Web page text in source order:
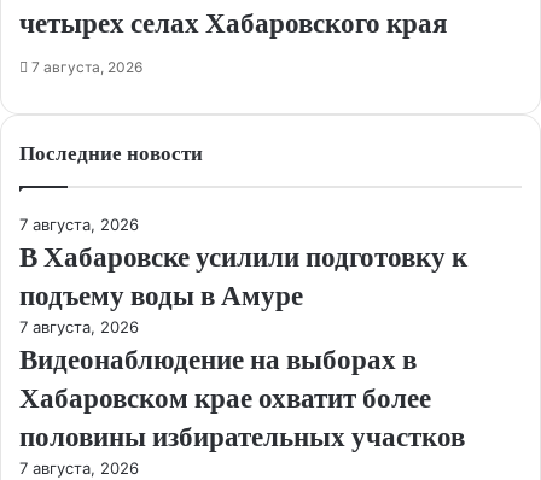
четырех селах Хабаровского края
7 августа, 2026
Последние новости
7 августа, 2026
В Хабаровске усилили подготовку к
подъему воды в Амуре
7 августа, 2026
Видеонаблюдение на выборах в
Хабаровском крае охватит более
половины избирательных участков
7 августа, 2026